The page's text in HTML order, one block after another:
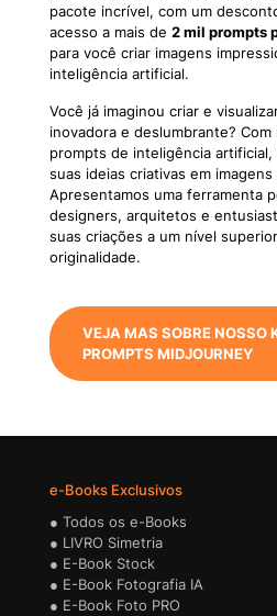
pacote incrível, com um
acesso a mais de 2 mil prompts
para você criar imagens
inteligência artificial.
Você já imaginou criar e
inovadora e deslumbrante?
prompts de inteligência
suas ideias criativas em
Apresentamos uma ferramenta
designers, arquitetos e
suas criações a um nível
originalidade.
VEJA MAS SOBRE NOSSO
PROMPTS MIDJOURNEY
e-Books Exclusivos
● Todos os e-Books
● LIVRO Simetria
● E-Book Stock
● E-Book Fotografia IA
● E-Book Foto PRO